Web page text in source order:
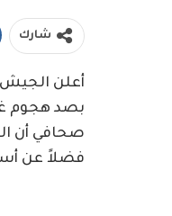
شارك
أعلن الجيش
بصد هجوم
صحافي أن
فضلاً عن